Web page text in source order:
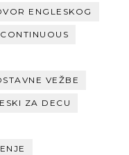
ENGLESKOG
VEŽBE
ZA DECU